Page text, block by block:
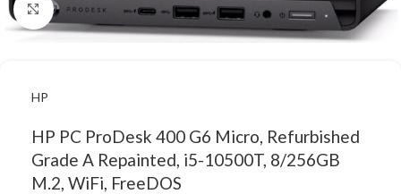
Κάντε κλικ για μεγέθυνση
HP
HP PC ProDesk 400 G6 Micro, Refurbished
Grade A Repainted, i5-10500T, 8/256GB
M.2, WiFi, FreeDOS